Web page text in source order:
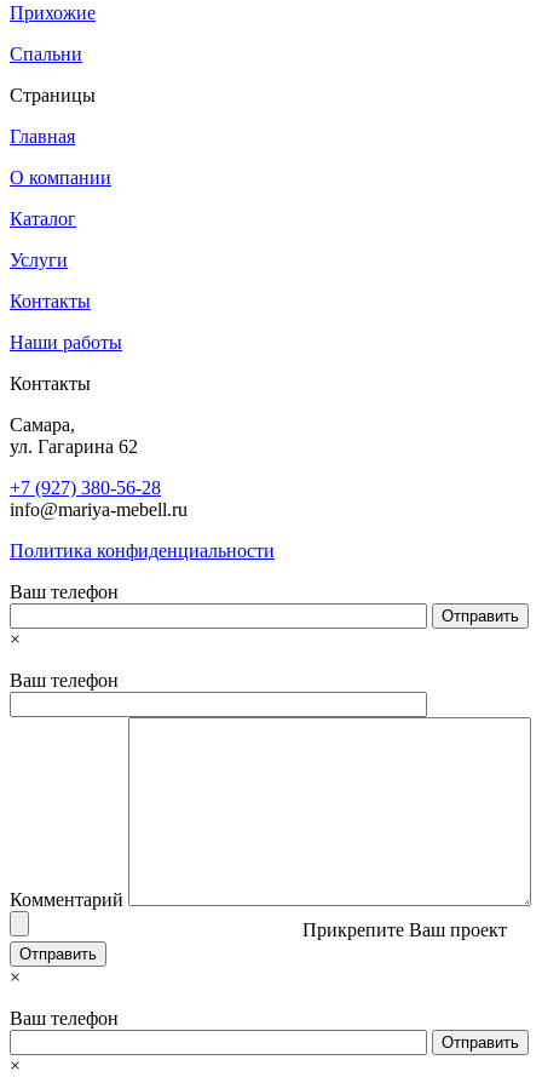
Прихожие
Спальни
Страницы
Главная
О компании
Каталог
Услуги
Контакты
Наши работы
Контакты
Самара,
ул. Гагарина 62
+7 (927) 380-56-28
info@mariya-mebell.ru
Политика конфиденциальности
Ваш телефон
×
Ваш телефон
Комментарий
Прикрепите Ваш проект
×
Ваш телефон
×